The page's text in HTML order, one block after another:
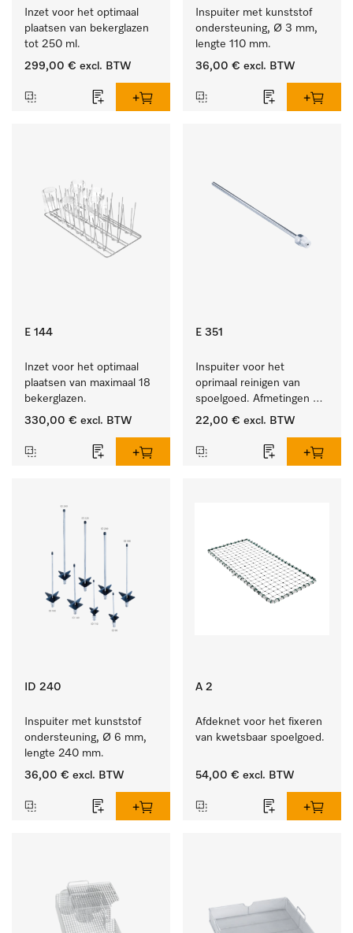
Inzet voor het optimaal
plaatsen van bekerglazen
tot 250 ml.
299,00 € excl. BTW
Inspuiter met kunststof
ondersteuning, Ø 3 mm,
lengte 110 mm.
36,00 € excl. BTW
E 144
Inzet voor het optimaal
plaatsen van maximaal 18
bekerglazen.
330,00 € excl. BTW
E 351
Inspuiter voor het
oprimaal reinigen van
spoelgoed. Afmetingen 4
x 160 mm.
22,00 € excl. BTW
ID 240
Inspuiter met kunststof
ondersteuning, Ø 6 mm,
lengte 240 mm.
36,00 € excl. BTW
A 2
Afdeknet voor het fixeren
van kwetsbaar spoelgoed.
54,00 € excl. BTW